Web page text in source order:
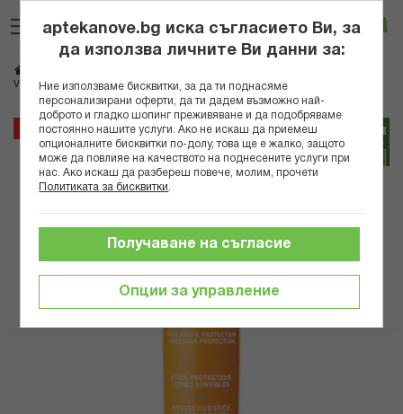
към
съдържанието
Вход
VICHY SOLEIL SPF50+ СТИК ЗА ЧУВСТВИТЕЛНИ ЗОНИ 9ГР. 5949 А
25%
Преминете
края
aptekanove.bg иска съгласието Ви, за
да използва личните Ви данни за:
Ние използваме бисквитки, за да ти поднасяме
персонализирани оферти, да ти дадем възможно най-
доброто и гладко шопинг преживяване и да подобряваме
постоянно нашите услуги. Ако не искаш да приемеш
опционалните бисквитки по-долу, това ще е жалко, защото
може да повлияе на качеството на поднесените услуги при
нас. Ако искаш да разбереш повече, молим, прочети
Политиката за бисквитки
Опции за управление
Получаване на съгласие